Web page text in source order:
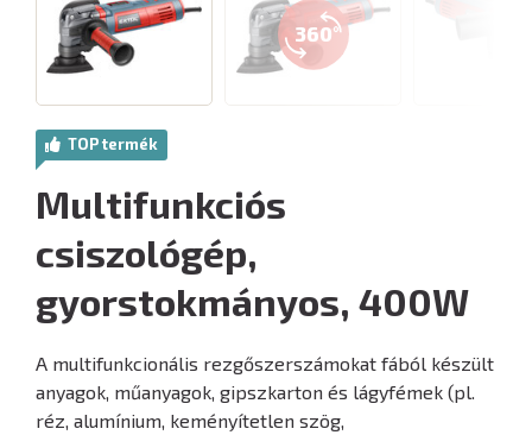
360°
TOP termék
Multifunkciós
csiszológép,
gyorstokmányos, 400W
A multifunkcionális rezgőszerszámokat fából készült
anyagok, műanyagok, gipszkarton és lágyfémek (pl.
réz, alumínium, keményítetlen szög,